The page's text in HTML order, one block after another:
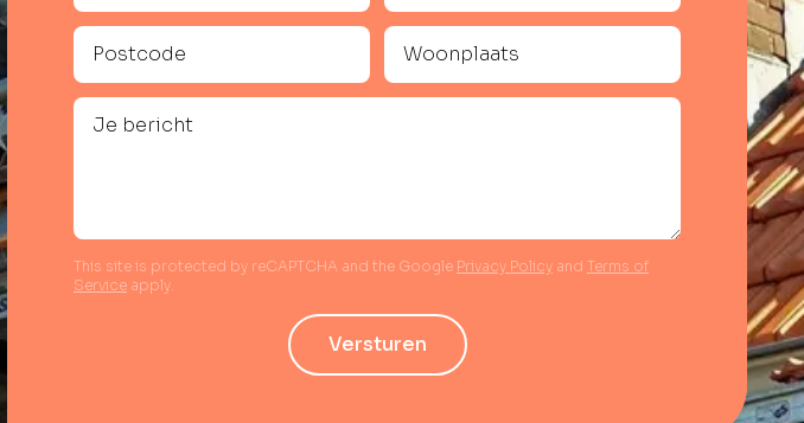
This site is protected by reCAPTCHA and the Google Privacy Policy and Terms of
Service apply.
Versturen